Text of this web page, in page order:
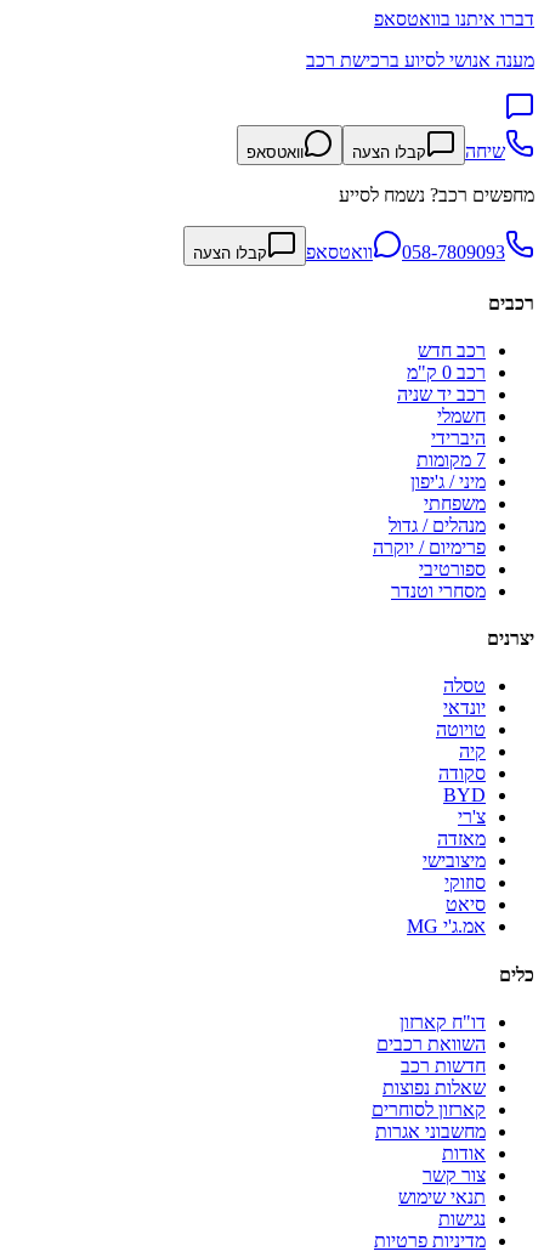
דברו איתנו בוואטסאפ
מענה אנושי לסיוע ברכישת רכב
שיחה קבלו הצעה וואטסאפ
מחפשים רכב? נשמח לסייע
058-7809093 וואטסאפ קבלו הצעה
רכבים
רכב חדש
רכב 0 ק"מ
רכב יד שניה
חשמלי
היברידי
7 מקומות
מיני / ג'יפון
משפחתי
מנהלים / גדול
פרימיום / יוקרה
ספורטיבי
מסחרי וטנדר
יצרנים
טסלה
יונדאי
טויוטה
קיה
סקודה
BYD
צ'רי
מאזדה
מיצובישי
סוזוקי
סיאט
אמ.ג'י MG
כלים
דו"ח קארזון
השוואת רכבים
חדשות רכב
שאלות נפוצות
קארזון לסוחרים
מחשבוני אגרות
אודות
צור קשר
תנאי שימוש
נגישות
מדיניות פרטיות